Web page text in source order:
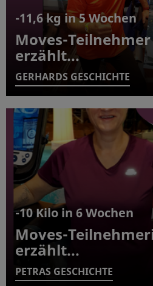
-11,6 kg in 5 Wochen
Moves-
erzählt...
GERHARDS GESCHICHTE
-10 Kilo in 6 Wochen
Moves-
erzählt...
PETRAS GESCHICHTE